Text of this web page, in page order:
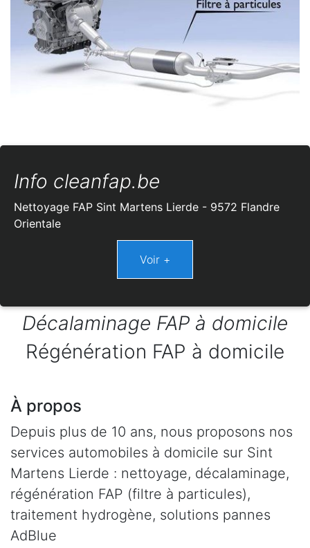
Info cleanfap.be
Nettoyage FAP Sint Martens Lierde - 9572 Flandre
Orientale
Décalaminage FAP à domicile
Régénération FAP à domicile
À propos
Depuis plus de 10 ans, nous proposons nos
services automobiles à domicile sur Sint
Martens Lierde : nettoyage, décalaminage,
régénération FAP (filtre à particules),
traitement hydrogène, solutions pannes
AdBlue